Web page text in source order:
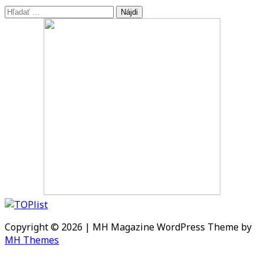
Hľadať:
Copyright © 2026 | MH Magazine WordPress Theme by
MH Themes